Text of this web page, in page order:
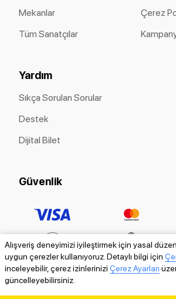
Alışveriş deneyimizi iyileştirmek için yasal
uygun çerezler kullanıyoruz. Detaylı bilgi için
inceleyebilir, çerez izinlerinizi Çerez Ayarları
güncelleyebilirsiniz.
Mekanlar
Tüm Sanatçılar
Çerez
Yardım
Sıkça Sorulan Sorular
Destek
Dijital Bilet
Güvenlik